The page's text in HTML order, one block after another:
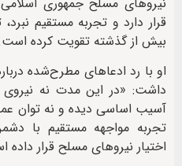
قرار دارد و تجربه مستقیم
بیش از گذشته تقویت کرده
او با رد ادعاهای مطرح‌شده
داشت: «در این مدت نه نیروی
آسیب اساسی دیده و نه توان
تجربه مواجهه مستقیم با
اختیار نیروهای مسلح قرار